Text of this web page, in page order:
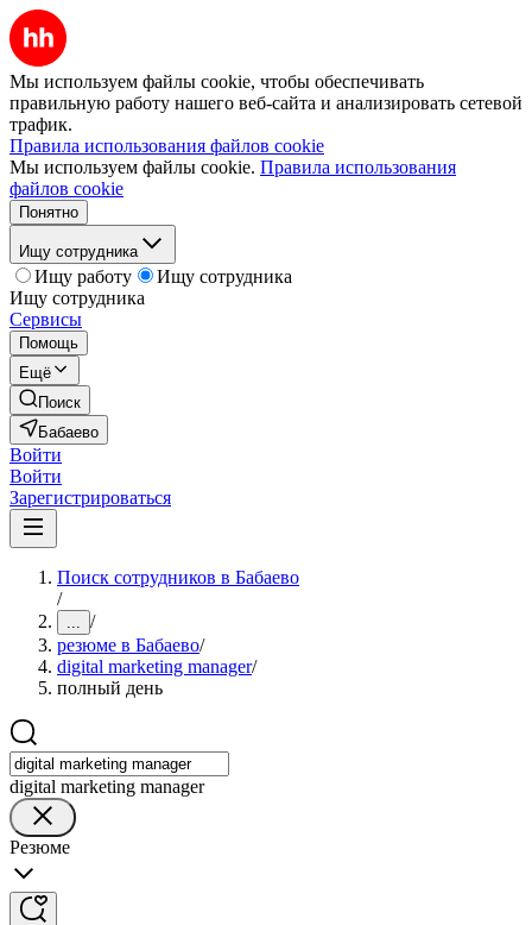
Мы используем файлы cookie, чтобы обеспечивать
правильную работу нашего веб-сайта и анализировать сетевой
трафик.
Правила использования файлов cookie
Мы используем файлы cookie. Правила использования
файлов cookie
Понятно
Ищу сотрудника
Ищу работу
Ищу сотрудника
Ищу сотрудника
Сервисы
Помощь
Ещё
Поиск
Бабаево
Войти
Войти
Зарегистрироваться
Поиск сотрудников в Бабаево
/
... /
резюме в Бабаево/
digital marketing manager/
полный день
digital marketing manager
Резюме